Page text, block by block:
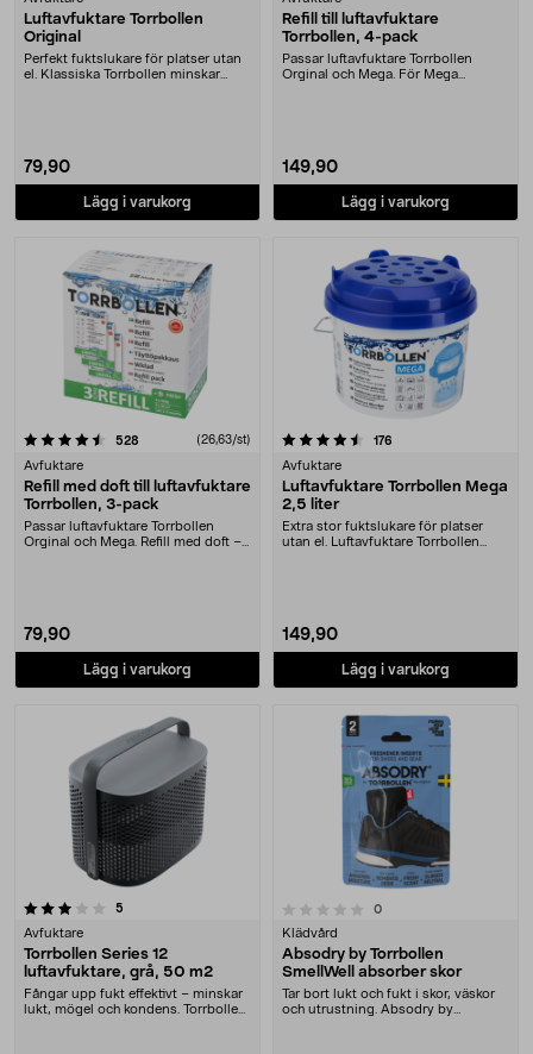
Luftavfuktare Torrbollen
Original
Perfekt fuktslukare för platser utan
el. Klassiska Torrbollen minskar
79,90
Lägg i varukorg
Refill till luftavfuktare
Torrbollen, 4-pack
Passar luftavfuktare Torrbollen
Orginal och Mega. För Mega
149,90
Lägg i varukorg
528 recensioner(26,63/st)
Avfuktare
Refill med doft till luftavfuktare
Torrbollen, 3-pack
Passar luftavfuktare Torrbollen
Orginal och Mega. Refill med doft –
79,90
Lägg i varukorg
4.5 av 5 stjärnor 176
Avfuktare
Luftavfuktare Torrbollen Mega
2,5 liter
Extra stor fuktslukare för platser
utan el. Luftavfuktare Torrbollen
149,90
Lägg i varukorg
5
Avfuktare
Torrbollen Series 12
luftavfuktare, grå, 50 m2
Fångar upp fukt effektivt – minskar
lukt, mögel och kondens. Torrbollen
0.0 av 5 stjärnor 0recensioner
Klädvård
Absodry by Torrbollen
SmellWell absorber skor
Tar bort lukt och fukt i skor, väskor
och utrustning. Absodry by